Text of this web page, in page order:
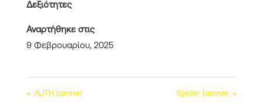
Δεξιότητες
Αναρτήθηκε στις
9 Φεβρουαρίου, 2025
←AUTH banner Spider banner→